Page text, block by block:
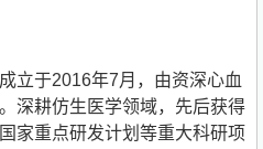
立于2016年7月，由资深心血
深耕仿生医学领域，先后获得
家重点研发计划等重大科研项